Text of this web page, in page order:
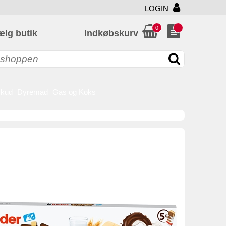
LOGIN
butik Indkøbskurv
0